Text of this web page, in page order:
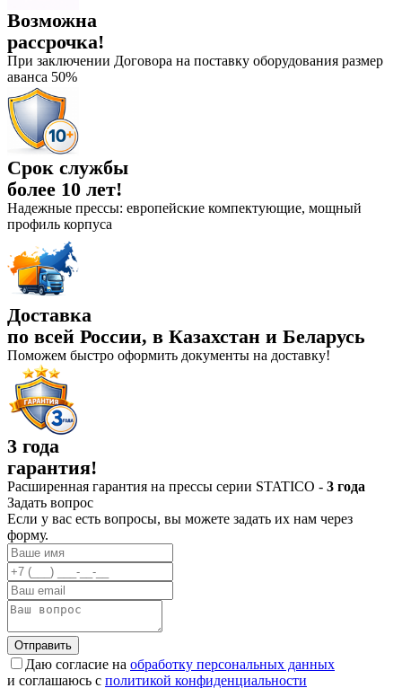
Возможна
рассрочка!
При заключении Договора на поставку оборудования размер
аванса 50%
Срок службы
более 10 лет!
Надежные прессы: европейские компектующие, мощный
профиль корпуса
Доставка
по всей России, в Казахстан и Беларусь
Поможем быстро оформить документы на доставку!
3 года
гарантия!
Расширенная гарантия на прессы серии STATICO - 3 года
Задать вопрос
Если у вас есть вопросы, вы можете задать их нам через
форму.
Отправить
Даю согласие на обработку персональных данных
и соглашаюсь с политикой конфиденциальности